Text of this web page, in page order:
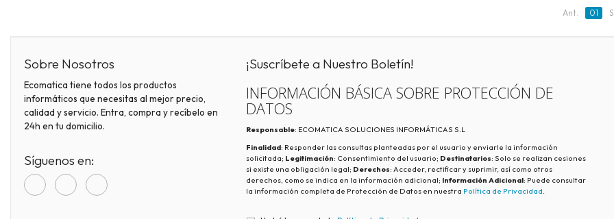
Ant. 01
Sobre Nosotros
Ecomatica tiene todos los productos
informáticos que necesitas al mejor precio,
calidad y servicio. Entra, compra y recíbelo en
24h en tu domicilio.
Síguenos en:
¡Suscríbete a Nuestro Boletín!
INFORMACIÓN BÁSICA SOBRE PROTECCIÓN DE
DATOS
Responsable: ECOMATICA SOLUCIONES INFORMÁTICAS S.L
Finalidad: Responder las consultas planteadas por el usuario y enviarle la información
solicitada; Legitimación: Consentimiento del usuario; Destinatarios: Solo se realizan cesiones
si existe una obligación legal; Derechos: Acceder, rectificar y suprimir, así como otros
derechos, como se indica en la información adicional; Información Adicional: Puede consultar
la información completa de Protección de Datos en nuestra Política de Privacidad.